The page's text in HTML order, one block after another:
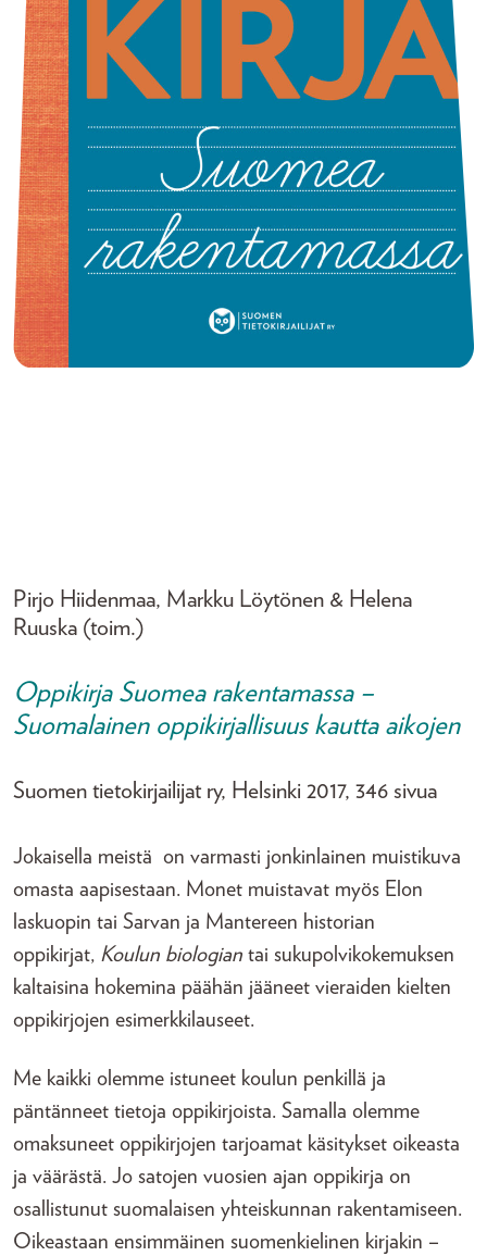
Pirjo Hiidenmaa, Markku Löytönen & Helena
Ruuska (toim.)
Oppikirja Suomea rakentamassa –
Suomalainen oppikirjallisuus kautta aikojen
Suomen tietokirjailijat ry, Helsinki 2017, 346 sivua
Jokaisella meistä on varmasti jonkinlainen muistikuva
omasta aapisestaan. Monet muistavat myös Elon
laskuopin tai Sarvan ja Mantereen historian
oppikirjat, Koulun biologian tai sukupolvikokemuksen
kaltaisina hokemina päähän jääneet vieraiden kielten
oppikirjojen esimerkkilauseet.
Me kaikki olemme istuneet koulun penkillä ja
päntänneet tietoja oppikirjoista. Samalla olemme
omaksuneet oppikirjojen tarjoamat käsitykset oikeasta
ja väärästä. Jo satojen vuosien ajan oppikirja on
osallistunut suomalaisen yhteiskunnan rakentamiseen.
Oikeastaan ensimmäinen suomenkielinen kirjakin –